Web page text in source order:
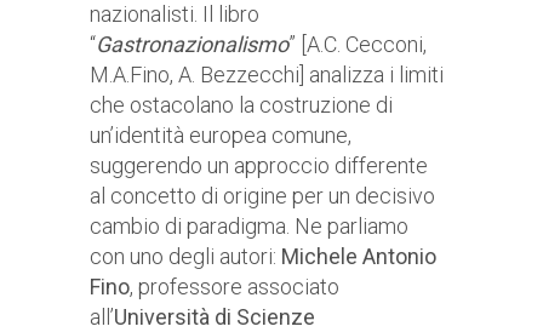
nazionalisti. Il libro
“Gastronazionalismo” [A.C. Cecconi,
M.A.Fino, A. Bezzecchi] analizza i limiti
che ostacolano la costruzione di
un’identità europea comune,
suggerendo un approccio differente
al concetto di origine per un decisivo
cambio di paradigma. Ne parliamo
con uno degli autori: Michele Antonio
Fino, professore associato
all’Università di Scienze